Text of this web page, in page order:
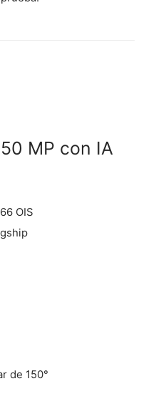
MP con IA
OIS
de 150°